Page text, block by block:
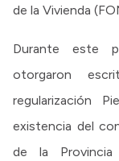
de la Vivienda
Durante este
otorgaron
regularización
existencia del
de la